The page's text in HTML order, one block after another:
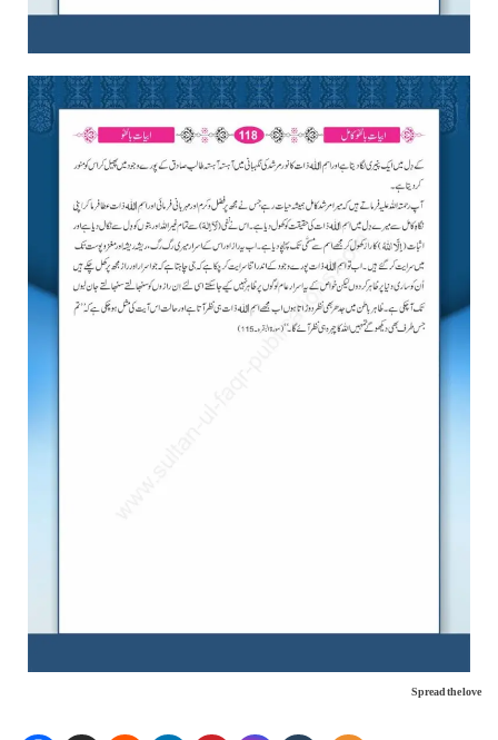
Spread the love